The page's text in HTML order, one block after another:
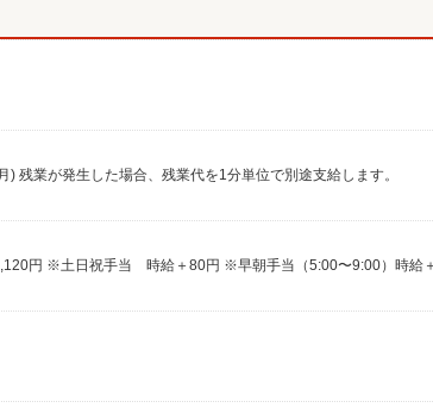
残業が発生した場合、残業代を1分単位で別途支給します。
円 ※土日祝手当 時給＋80円 ※早朝手当（5:00〜9:00）時給